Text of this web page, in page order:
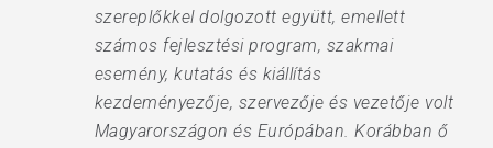
szereplőkkel dolgozott együtt, emellett
számos fejlesztési program, szakmai
esemény, kutatás és kiállítás
kezdeményezője, szervezője és vezetője volt
Magyarországon és Európában. Korábban ő